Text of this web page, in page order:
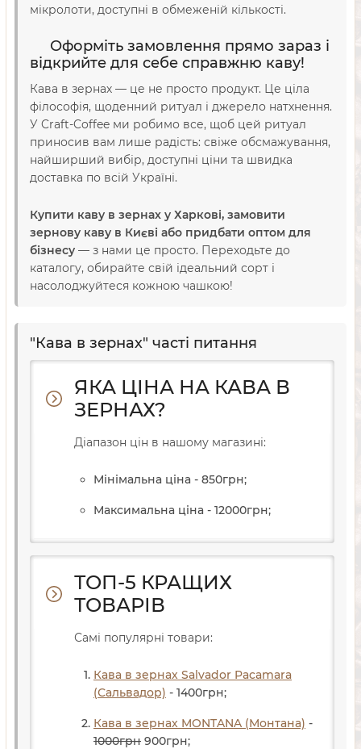
мікролоти, доступні в обмеженій кількості.
Оформіть замовлення прямо зараз і
відкрийте для себе справжню каву!
Кава в зернах — це не просто продукт. Це ціла
філософія, щоденний ритуал і джерело натхнення.
У Craft-Coffee ми робимо все, щоб цей ритуал
приносив вам лише радість: свіже обсмажування,
найширший вибір, доступні ціни та швидка
доставка по всій Україні.
Купити каву в зернах у Харкові, замовити
зернову каву в Києві або придбати оптом для
бізнесу — з нами це просто. Переходьте до
каталогу, обирайте свій ідеальний сорт і
насолоджуйтеся кожною чашкою!
"Кава в зернах" часті питання
ЯКА ЦІНА НА КАВА В
ЗЕРНАХ?
Діапазон цін в нашому магазині:
Мінімальна ціна - 850грн;
Максимальна ціна - 12000грн;
ТОП-5 КРАЩИХ
ТОВАРІВ
Самі популярні товари:
Кава в зернах Salvador Pacamara
(Сальвадор) - 1400грн;
Кава в зернах MONTANA (Монтана) -
1000грн 900грн;